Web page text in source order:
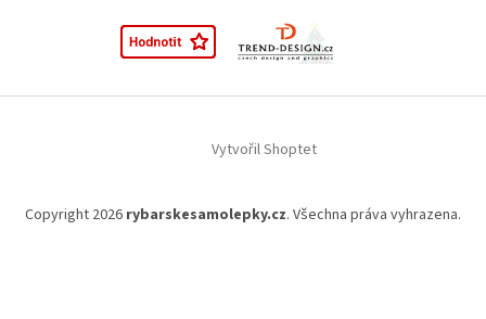
Vytvořil Shoptet
Copyright 2026 rybarskesamolepky.cz. Všechna práva vyhrazena.